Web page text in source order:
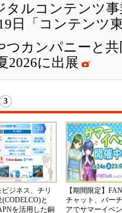
タルコンテンツ
日「コンテンツ
つカンパニーと
2026に出展
3
ジネス、チリ
(CODELCO)と
を活用した銅
【期間限定】
チャット、バー
アでサマーイベ